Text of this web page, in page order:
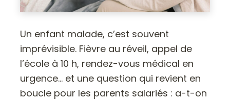
Un enfant malade, c’est souvent
imprévisible. Fièvre au réveil, appel de
l’école à 10 h, rendez-vous médical en
urgence… et une question qui revient en
boucle pour les parents salariés : a-t-on